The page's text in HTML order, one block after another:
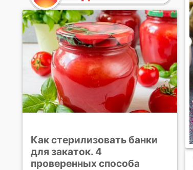
Как стерилизовать банки
для закаток. 4
проверенных способа